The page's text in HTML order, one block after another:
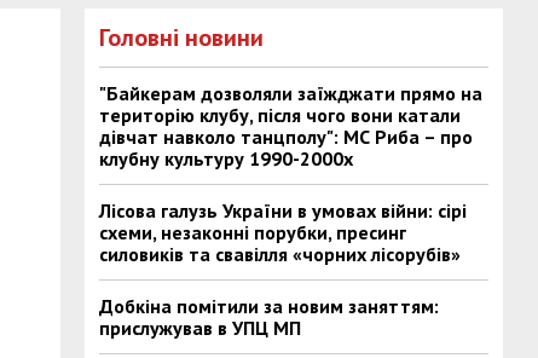
Головні новини
"Байкерам дозволяли заїжджати прямо на
територію клубу, після чого вони катали
дівчат навколо танцполу": МС Риба – про
клубну культуру 1990-2000х
Лісова галузь України в умовах війни: сірі
схеми, незаконні порубки, пресинг
силовиків та свавілля «чорних лісорубів»
Добкіна помітили за новим заняттям:
прислужував в УПЦ МП